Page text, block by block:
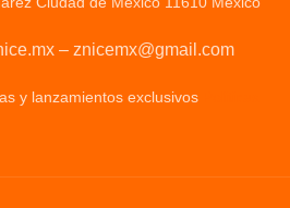
– znicemx@gmail.com
y lanzamientos exclusivos